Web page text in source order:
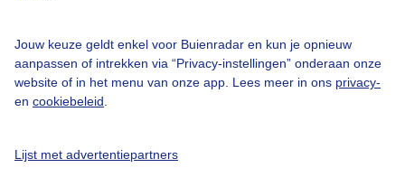
Jouw keuze geldt enkel voor Buienradar en kun je opnieuw
aanpassen of intrekken via “Privacy-instellingen” onderaan onze
website of in het menu van onze app. Lees meer in ons privacy-
en cookiebeleid
Lijst met advertentiepartners
Toegankelijkheid
Gebruikersvoorwaarden
Adverteren